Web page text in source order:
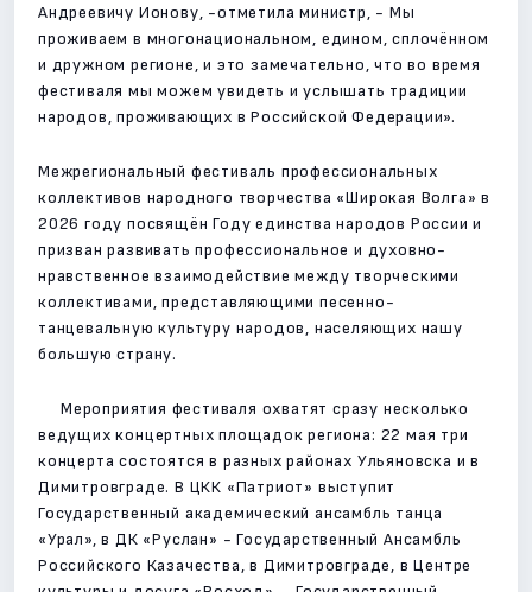
Андреевичу Ионову, -отметила министр, - Мы
проживаем в многонациональном, едином, сплочённом
и дружном регионе, и это замечательно, что во время
фестиваля мы можем увидеть и услышать традиции
народов, проживающих в Российской Федерации».
Межрегиональный фестиваль профессиональных
коллективов народного творчества «Широкая Волга» в
2026 году посвящён Году единства народов России и
призван развивать профессиональное и духовно-
нравственное взаимодействие между творческими
коллективами, представляющими песенно-
танцевальную культуру народов, населяющих нашу
большую страну.
Мероприятия фестиваля охватят сразу несколько
ведущих концертных площадок региона: 22 мая три
концерта состоятся в разных районах Ульяновска и в
Димитровграде. В ЦКК «Патриот» выступит
Государственный академический ансамбль танца
«Урал», в ДК «Руслан» - Государственный Ансамбль
Российского Казачества, в Димитровграде, в Центре